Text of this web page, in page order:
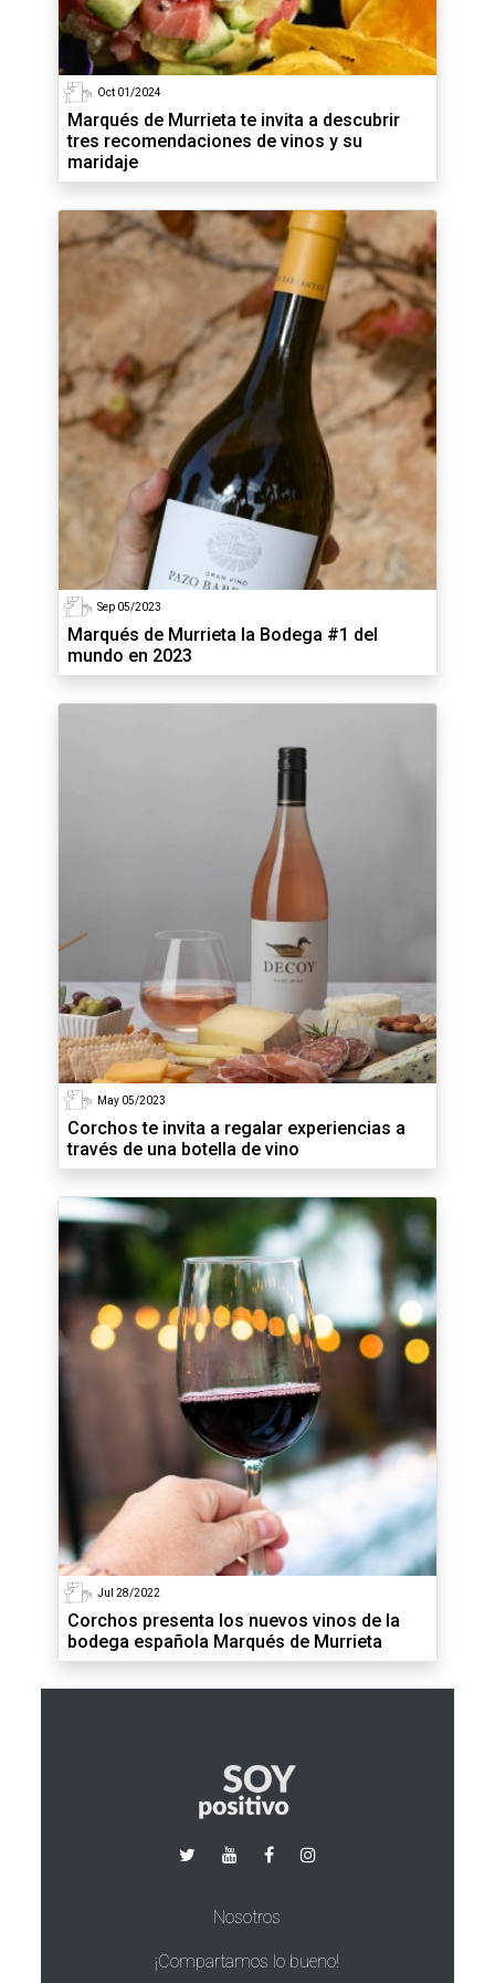
Oct 01/2024
Marqués de Murrieta te invita a descubrir
tres recomendaciones de vinos y su
maridaje
Sep 05/2023
Marqués de Murrieta la Bodega #1 del
mundo en 2023
May 05/2023
Corchos te invita a regalar experiencias a
través de una botella de vino
Jul 28/2022
Corchos presenta los nuevos vinos de la
bodega española Marqués de Murrieta
Nosotros
¡Compartamos lo bueno!